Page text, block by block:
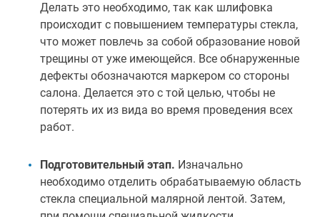
Делать это необходимо, так как шлифовка
происходит с повышением температуры стекла,
что может повлечь за собой образование новой
трещины от уже имеющейся. Все обнаруженные
дефекты обозначаются маркером со стороны
салона. Делается это с той целью, чтобы не
потерять их из вида во время проведения всех
работ.
Подготовительный этап. Изначально
необходимо отделить обрабатываемую область
стекла специальной малярной лентой. Затем,